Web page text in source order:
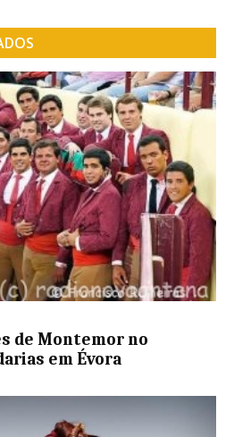
de Montemor no
em Évora